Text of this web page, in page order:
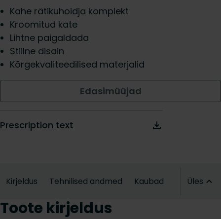
Kahe rätikuhoidja komplekt
Kroomitud kate
Lihtne paigaldada
Stiilne disain
Kõrgekvaliteedilised materjalid
Edasimüüjad
Prescription text
Kirjeldus Tehnilised andmed Kaubad Üles
Toote kirjeldus